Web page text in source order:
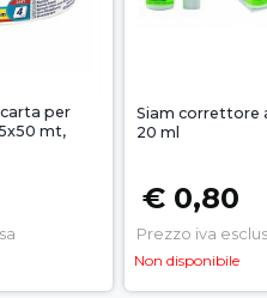
per
mt,
Siam correttore
20 ml
€ 0,80
Prezzo iva
Non disponibile